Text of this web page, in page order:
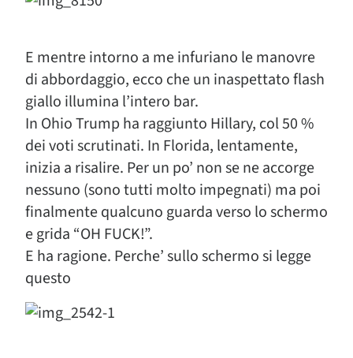
E mentre intorno a me infuriano le manovre
di abbordaggio, ecco che un inaspettato flash
giallo illumina l’intero bar.
In Ohio Trump ha raggiunto Hillary, col 50 %
dei voti scrutinati. In Florida, lentamente,
inizia a risalire. Per un po’ non se ne accorge
nessuno (sono tutti molto impegnati) ma poi
finalmente qualcuno guarda verso lo schermo
e grida “OH FUCK!”.
E ha ragione. Perche’ sullo schermo si legge
questo